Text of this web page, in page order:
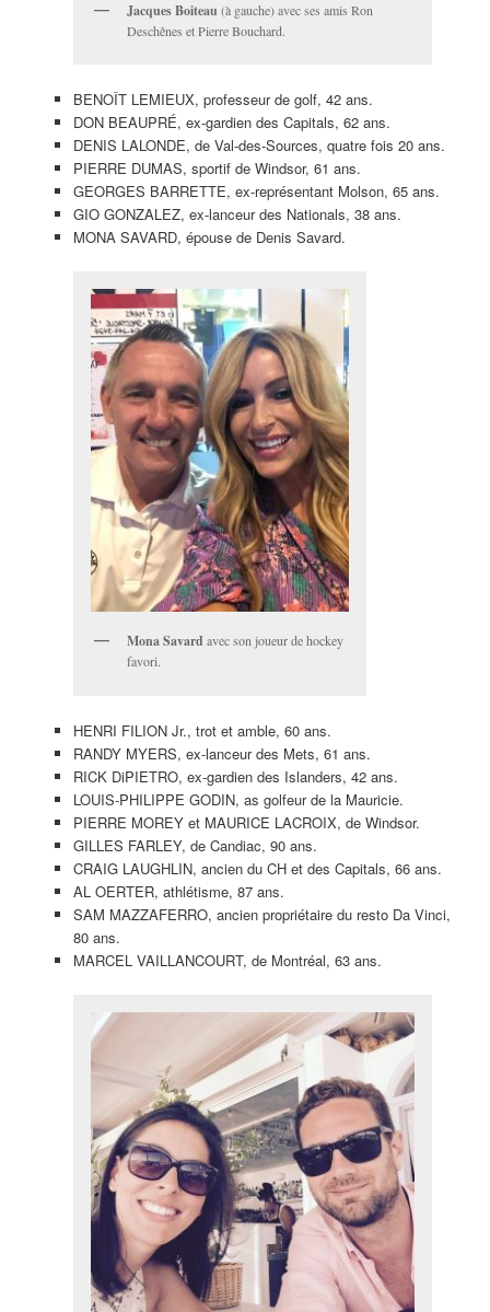
Jacques Boiteau (à gauche) avec ses amis Ron
Deschênes et Pierre Bouchard.
BENOÎT LEMIEUX, professeur de golf, 42 ans.
DON BEAUPRÉ, ex-gardien des Capitals, 62 ans.
DENIS LALONDE, de Val-des-Sources, quatre fois 20 ans.
PIERRE DUMAS, sportif de Windsor, 61 ans.
GEORGES BARRETTE, ex-représentant Molson, 65 ans.
GIO GONZALEZ, ex-lanceur des Nationals, 38 ans.
MONA SAVARD, épouse de Denis Savard.
Mona Savard avec son joueur de hockey
favori.
HENRI FILION Jr., trot et amble, 60 ans.
RANDY MYERS, ex-lanceur des Mets, 61 ans.
RICK DiPIETRO, ex-gardien des Islanders, 42 ans.
LOUIS-PHILIPPE GODIN, as golfeur de la Mauricie.
PIERRE MOREY et MAURICE LACROIX, de Windsor.
GILLES FARLEY, de Candiac, 90 ans.
CRAIG LAUGHLIN, ancien du CH et des Capitals, 66 ans.
AL OERTER, athlétisme, 87 ans.
SAM MAZZAFERRO, ancien propriétaire du resto Da Vinci,
80 ans.
MARCEL VAILLANCOURT, de Montréal, 63 ans.